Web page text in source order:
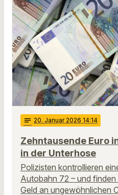
notes 20. Januar 2026 14:14
Zehntausende Euro
in der Unterhose
Polizisten kontrollieren
Autobahn 72 – und
Geld an ungewöhnlichen